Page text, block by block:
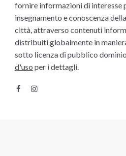
fornire informazioni di interesse
insegnamento e conoscenza
città, attraverso contenuti
distribuiti globalmente in
sotto licenza di pubblico
d'uso per i dettagli.